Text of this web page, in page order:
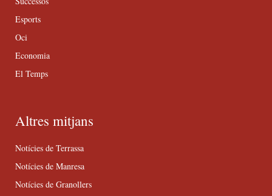
Esports
Oci
Economia
El Temps
Altres mitjans
Notícies de Terrassa
Notícies de Manresa
Notícies de Granollers